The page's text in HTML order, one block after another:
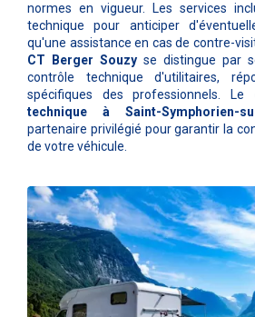
normes en vigueur. Les services
technique pour anticiper
qu'une assistance en cas de contre-
CT Berger Souzy se distingue par
contrôle technique d'utilitaires,
spécifiques des professionnels. Le
technique à Saint-Symphorien-
partenaire privilégié pour garantir la
de votre véhicule.